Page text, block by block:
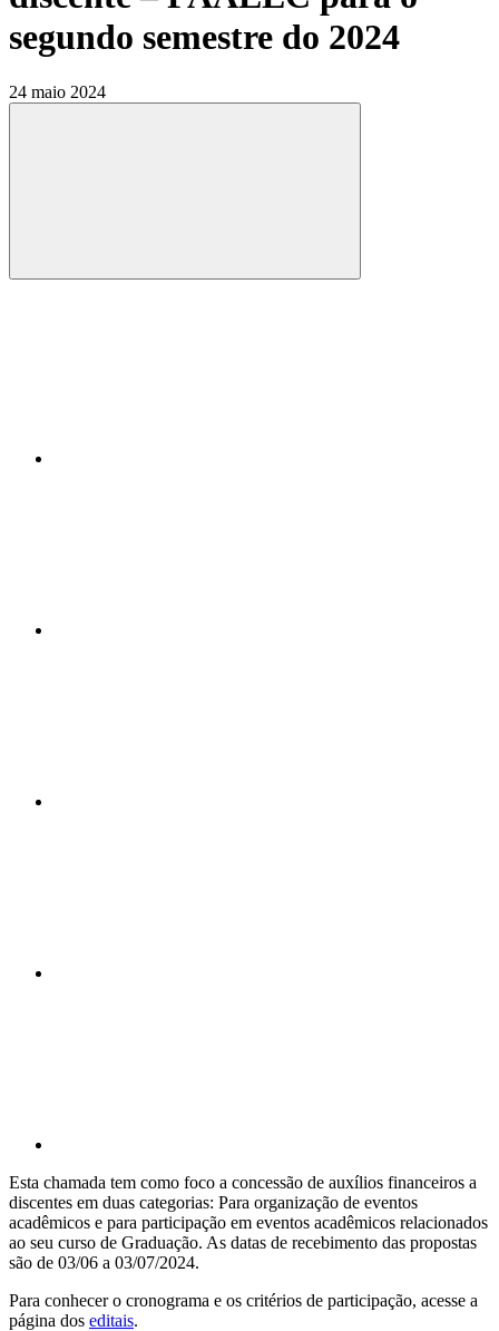
segundo semestre do 2024
24 maio 2024
Compartilhar
Esta chamada tem como foco a concessão de auxílios financeiros a
discentes em duas categorias: Para organização de eventos
acadêmicos e para participação em eventos acadêmicos relacionados
ao seu curso de Graduação. As datas de recebimento das propostas
são de 03/06 a 03/07/2024.
Para conhecer o cronograma e os critérios de participação, acesse a
página dos editais.